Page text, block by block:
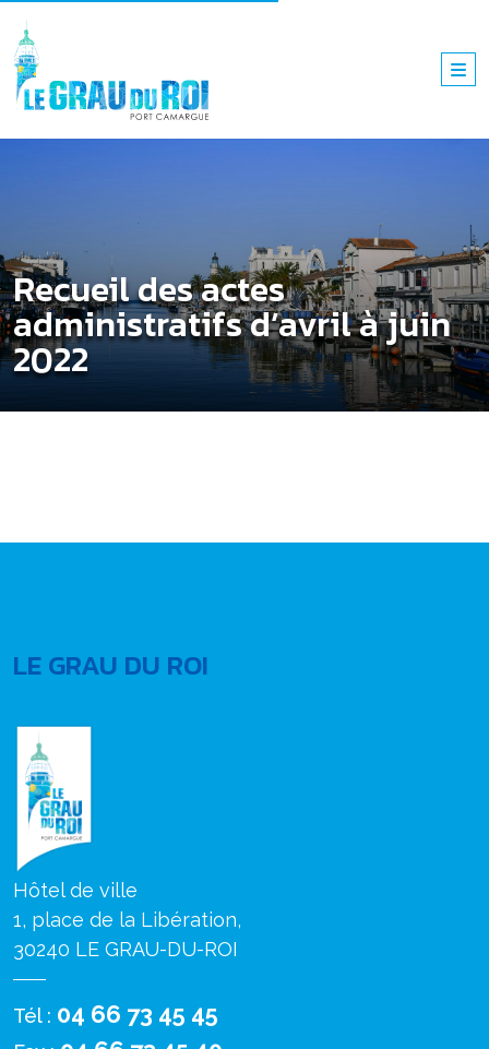
Recueil des actes
administratifs d’avril à juin
2022
LE GRAU DU ROI
Hôtel de ville
1, place de la Libération,
30240 LE GRAU-DU-ROI
Tél : 04 66 73 45 45